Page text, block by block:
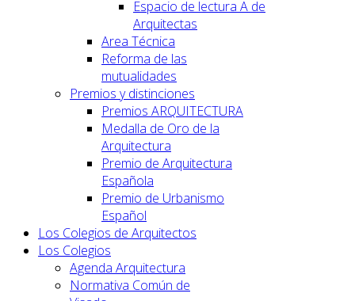
Espacio de lectura A de
Arquitectas
Area Técnica
Reforma de las
mutualidades
Premios y distinciones
Premios ARQUITECTURA
Medalla de Oro de la
Arquitectura
Premio de Arquitectura
Española
Premio de Urbanismo
Español
Los Colegios de Arquitectos
Los Colegios
Agenda Arquitectura
Normativa Común de